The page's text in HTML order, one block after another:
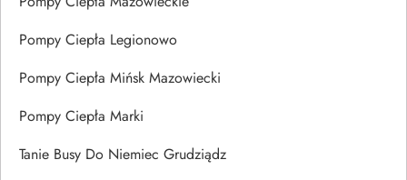
Pompy Ciepła Legionowo
Pompy Ciepła Mińsk Mazowiecki
Pompy Ciepła Marki
Tanie Busy Do Niemiec Grudziądz